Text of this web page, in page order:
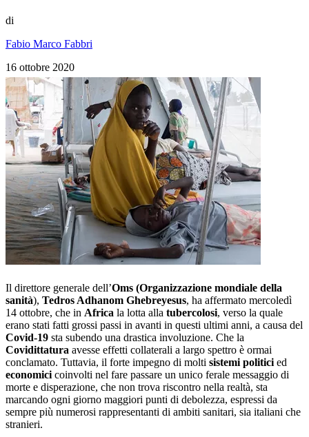
di
Fabio Marco Fabbri
16 ottobre 2020
Il direttore generale dell’Oms (Organizzazione mondiale della
sanità), Tedros Adhanom Ghebreyesus, ha affermato mercoledì
14 ottobre, che in Africa la lotta alla tubercolosi, verso la quale
erano stati fatti grossi passi in avanti in questi ultimi anni, a causa del
Covid-19 sta subendo una drastica involuzione. Che la
Covidittatura avesse effetti collaterali a largo spettro è ormai
conclamato. Tuttavia, il forte impegno di molti sistemi politici ed
economici coinvolti nel fare passare un unico ferale messaggio di
morte e disperazione, che non trova riscontro nella realtà, sta
marcando ogni giorno maggiori punti di debolezza, espressi da
sempre più numerosi rappresentanti di ambiti sanitari, sia italiani che
stranieri.